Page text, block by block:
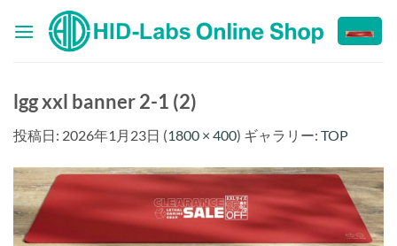
lgg xxl banner 2-1 (2)
投稿日: 2026年1月23日 (1800 × 400) ギャラリー: TOP